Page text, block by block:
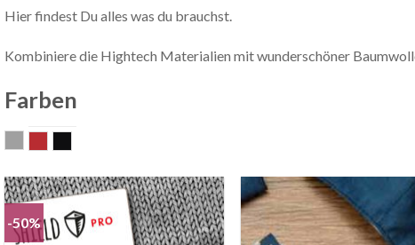
Hier findest Du alles was du brauchst.
Kombiniere die Hightech Materialien mit wunderschöner
Farben
-50%
Auf die
Wunschliste